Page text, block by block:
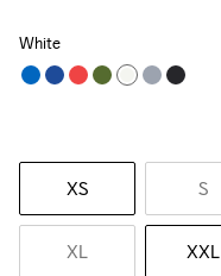
White
XS S
XL XXL